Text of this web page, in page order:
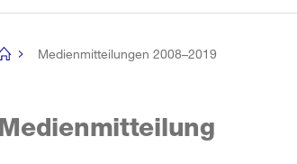
Medienmitteilungen 2008–2019